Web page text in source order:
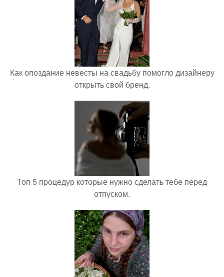
Как опоздание невесты на свадьбу помогло дизайнеру
открыть свой бренд.
Топ 5 процедур которые нужно сделать тебе перед
отпуском.